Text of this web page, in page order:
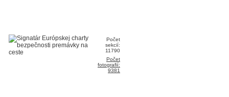
Počet
sekcií:
11790
Počet
fotografií:
9381